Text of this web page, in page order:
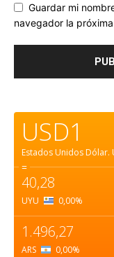
Guardar mi
navegador la
USD1
Estados Unidos Dólar.
=
40,28
UYU 0,00%
1.496,27
ARS 0,00%